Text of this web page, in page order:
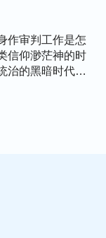
有正常人性，
就不接受他。
的人性，让人
外表必须得是
作审判工作是怎
信仰渺茫神的时
治的黑暗时代